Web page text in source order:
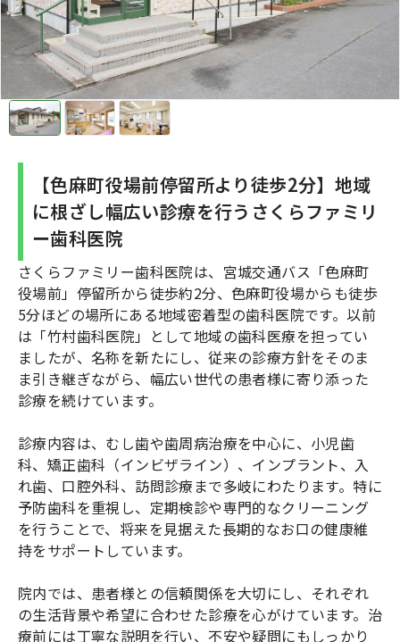
【色麻町役場前停留所より徒歩2分】地域
に根ざし幅広い診療を行うさくらファミリ
ー歯科医院
さくらファミリー歯科医院は、宮城交通バス「色麻町
役場前」停留所から徒歩約2分、色麻町役場からも徒歩
5分ほどの場所にある地域密着型の歯科医院です。以前
は「竹村歯科医院」として地域の歯科医療を担ってい
ましたが、名称を新たにし、従来の診療方針をそのま
ま引き継ぎながら、幅広い世代の患者様に寄り添った
診療を続けています。
診療内容は、むし歯や歯周病治療を中心に、小児歯
科、矯正歯科（インビザライン）、インプラント、入
れ歯、口腔外科、訪問診療まで多岐にわたります。特に
予防歯科を重視し、定期検診や専門的なクリーニング
を行うことで、将来を見据えた長期的なお口の健康維
持をサポートしています。
院内では、患者様との信頼関係を大切にし、それぞれ
の生活背景や希望に合わせた診療を心がけています。治
療前には丁寧な説明を行い、不安や疑問にもしっかり